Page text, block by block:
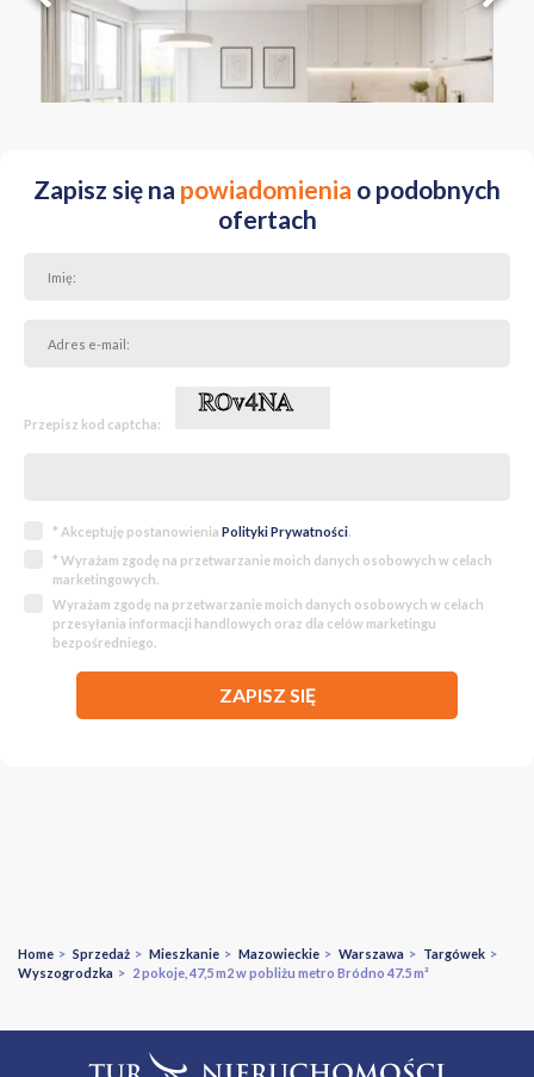
MAZOWIECKIE Warszawa Ursus ul. Henryka I Brodatego
Zapisz się na powiadomienia o podobnych
ofertach
Przepisz kod captcha:
* Akceptuję postanowienia Polityki Prywatności.
* Wyrażam zgodę na przetwarzanie moich danych osobowych w celach
marketingowych.
Wyrażam zgodę na przetwarzanie moich danych osobowych w celach
przesyłania informacji handlowych oraz dla celów marketingu
bezpośredniego.
ZAPISZ SIĘ
Home > Sprzedaż > Mieszkanie > Mazowieckie > Warszawa > Targówek >
Wyszogrodzka > 2 pokoje, 47,5 m2 w pobliżu metro Bródno 47.5 m²